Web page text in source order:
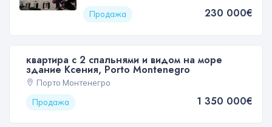
Продажа
230 000€
квартира с 2 спальнями и видом на море
здание Ксения, Porto Montenegro
Порто Монтенегро
Продажа
1 350 000€